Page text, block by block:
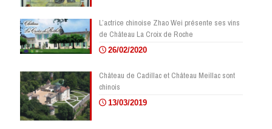
L’actrice chinoise Zhao Wei présente ses vins
de Château La Croix de Roche
26/02/2020
Château de Cadillac et Château Meillac sont
chinois
13/03/2019